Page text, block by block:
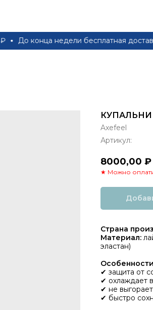
До конца недели бесплатная доставка
Axefeel
Артикул:
8000,00 ₽
★ Можно
Страна
Материал:
эластан)
✔ защита от
✔ охлаждает
✔ не
✔ быстро